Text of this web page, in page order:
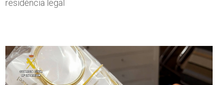
residència legal